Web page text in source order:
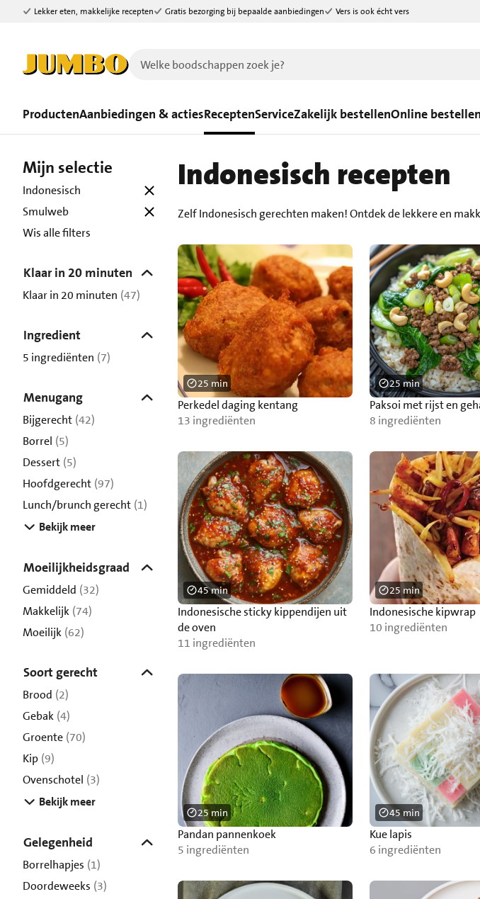
Ga naar zoeken
Ga naar hoofdinhoud
Lekker eten, makkelijke recepten Gratis bezorging bij bepaalde aanbiedingen Vers is ook écht vers
ProductenAanbiedingen & actiesReceptenServiceZakelijk bestellenOnline bestellen
Mijn selectie
Indonesisch
Smulweb
Wis alle filters
Klaar in 20 minuten
Klaar in 20 minuten (47)
Ingredient
5 ingrediënten (7)
Menugang
Bijgerecht (42)
Borrel (5)
Dessert (5)
Hoofdgerecht (97)
Lunch/brunch gerecht (1)
Bekijk meer
Moeilijkheidsgraad
Gemiddeld (32)
Makkelijk (74)
Moeilijk (62)
Soort gerecht
Brood (2)
Gebak (4)
Groente (70)
Kip (9)
Ovenschotel (3)
Bekijk meer
Gelegenheid
Borrelhapjes (1)
Doordeweeks (3)
Indonesisch recepten
Zelf Indonesisch gerechten maken! Ontdek de lekkere en
Perkedel daging kentang
13 ingrediënten
25 min
Paksoi met rijst en
8 ingrediënten
25 min
Indonesische sticky kippendijen uit
de oven
11 ingrediënten
45 min
Indonesische kipwrap
10 ingrediënten
25 min
Pandan pannenkoek
5 ingrediënten
25 min
Kue lapis
6 ingrediënten
45 min